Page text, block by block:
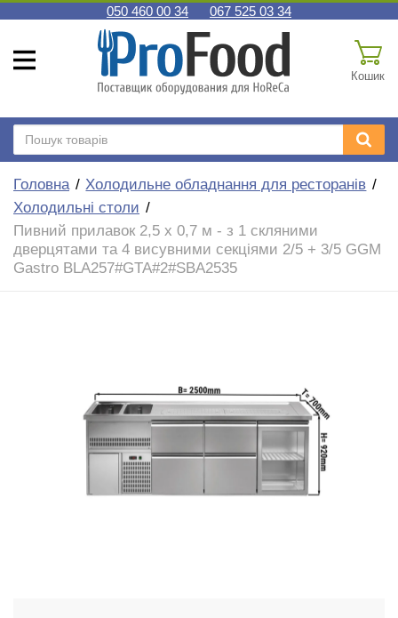
050 460 00 34 067 525 03 34
Кошик
Головна
Холодильне обладнання для ресторанів
Холодильні столи
Пивний прилавок 2,5 x 0,7 м - з 1 скляними
дверцятами та 4 висувними секціями 2/5 + 3/5 GGM
Gastro BLA257#GTA#2#SBA2535